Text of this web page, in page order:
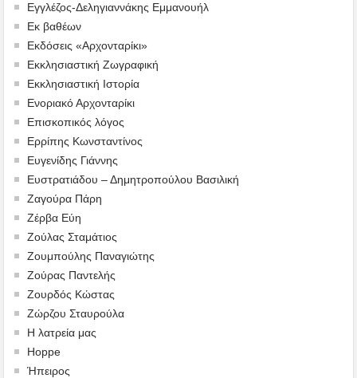
Εγγλέζος-Δεληγιαννάκης Εμμανουήλ
Εκ βαθέων
Εκδόσεις «Αρχονταρίκι»
Εκκλησιαστική Ζωγραφική
Εκκλησιαστική Ιστορία
Ενοριακό Αρχονταρίκι
Επισκοπικός λόγος
Ερρίπης Κωνσταντίνος
Ευγενίδης Γιάννης
Ευστρατιάδου – Δημητροπούλου Βασιλική
Ζαγούρα Πάρη
Ζέρβα Εύη
Ζούλας Σταμάτιος
Ζουμπούλης Παναγιώτης
Ζούρας Παντελής
Ζουρδός Κώστας
Ζώρζου Σταυρούλα
Η λατρεία μας
Hoppe
Ήπειρος